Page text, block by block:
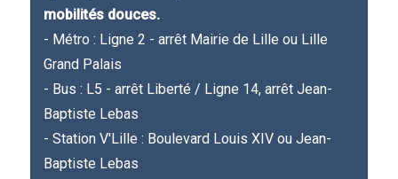
mobilités douces.
- Métro : Ligne 2 - arrêt Mairie de Lille ou Lille
Grand Palais
- Bus : L5 - arrêt Liberté / Ligne 14, arrêt Jean-
Baptiste Lebas
- Station V'Lille : Boulevard Louis XIV ou Jean-
Baptiste Lebas